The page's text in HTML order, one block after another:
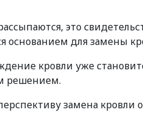
это
основанием для замены
кровли уже
решением.
замена кровли